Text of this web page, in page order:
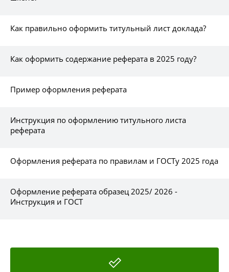
Как правильно оформить титульный лист доклада?
Как оформить содержание реферата в 2025 году?
Пример оформления реферата
Инструкция по оформлению титульного листа
реферата
Оформления реферата по правилам и ГОСТу 2025 года
Оформление реферата образец 2025/ 2026 -
Инструкция и ГОСТ